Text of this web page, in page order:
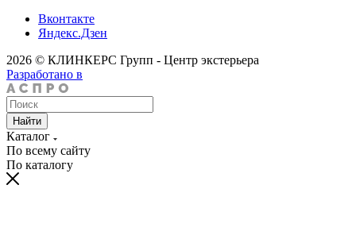
Вконтакте
Яндекс.Дзен
2026 © КЛИНКЕРС Групп - Центр экстерьера
Разработано в
Найти
Каталог
По всему сайту
По каталогу